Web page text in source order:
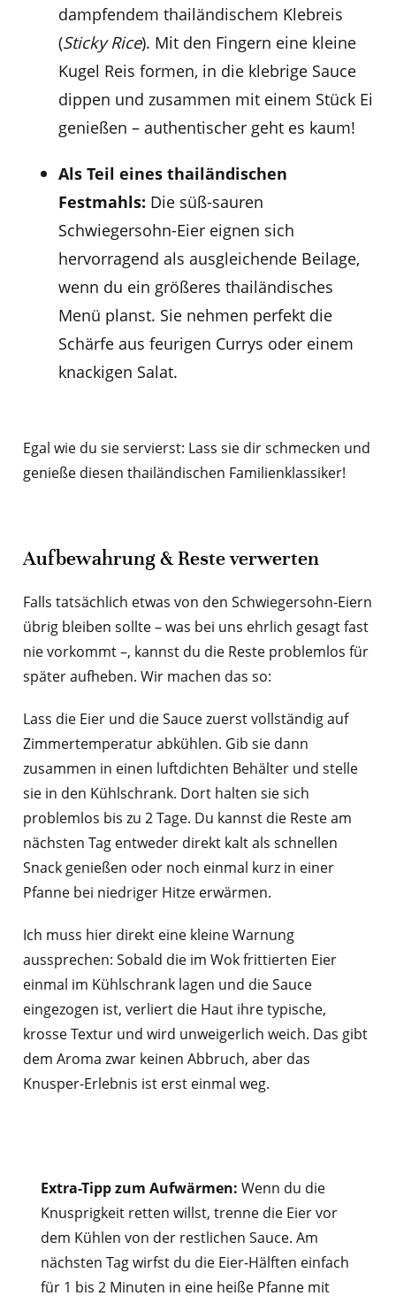
dampfendem thailändischem Klebreis
(Sticky Rice). Mit den Fingern eine kleine
Kugel Reis formen, in die klebrige Sauce
dippen und zusammen mit einem Stück Ei
genießen – authentischer geht es kaum!
Als Teil eines thailändischen
Festmahls: Die süß-sauren
Schwiegersohn-Eier eignen sich
hervorragend als ausgleichende Beilage,
wenn du ein größeres thailändisches
Menü planst. Sie nehmen perfekt die
Schärfe aus feurigen Currys oder einem
knackigen Salat.
Egal wie du sie servierst: Lass sie dir schmecken und
genieße diesen thailändischen Familienklassiker!
Aufbewahrung & Reste verwerten
Falls tatsächlich etwas von den Schwiegersohn-Eiern
übrig bleiben sollte – was bei uns ehrlich gesagt fast
nie vorkommt –, kannst du die Reste problemlos für
später aufheben. Wir machen das so:
Lass die Eier und die Sauce zuerst vollständig auf
Zimmertemperatur abkühlen. Gib sie dann
zusammen in einen luftdichten Behälter und stelle
sie in den Kühlschrank. Dort halten sie sich
problemlos bis zu 2 Tage. Du kannst die Reste am
nächsten Tag entweder direkt kalt als schnellen
Snack genießen oder noch einmal kurz in einer
Pfanne bei niedriger Hitze erwärmen.
Ich muss hier direkt eine kleine Warnung
aussprechen: Sobald die im Wok frittierten Eier
einmal im Kühlschrank lagen und die Sauce
eingezogen ist, verliert die Haut ihre typische,
krosse Textur und wird unweigerlich weich. Das gibt
dem Aroma zwar keinen Abbruch, aber das
Knusper-Erlebnis ist erst einmal weg.
Extra-Tipp zum Aufwärmen: Wenn du die
Knusprigkeit retten willst, trenne die Eier vor
dem Kühlen von der restlichen Sauce. Am
nächsten Tag wirfst du die Eier-Hälften einfach
für 1 bis 2 Minuten in eine heiße Pfanne mit